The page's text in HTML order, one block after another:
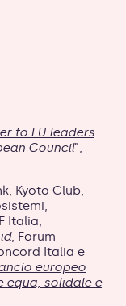
to EU leaders
Council”,
Kyoto Club,
Italia,
, Forum
Italia e
europeo
equa, solidale e